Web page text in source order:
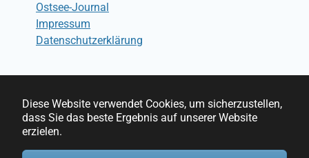
Diese Website verwendet Cookies, um sicherzustellen,
dass Sie das beste Ergebnis auf unserer Website
erzielen.
Ostsee-Journal
Impressum
Datenschutzerklärung
© Ostseebrise Ferienwohnungen